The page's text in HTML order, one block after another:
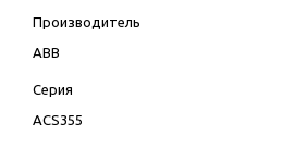
Производитель
ABB
Серия
ACS355